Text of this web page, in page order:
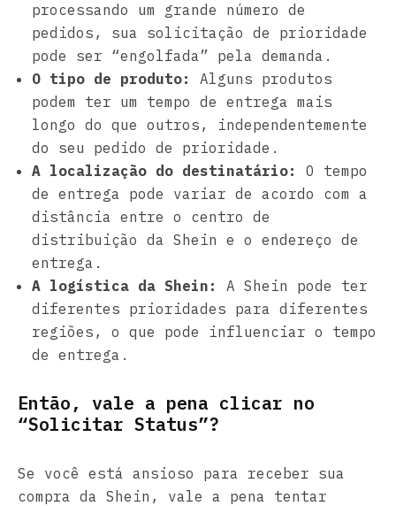
processando um grande número de
pedidos, sua solicitação de prioridade
pode ser “engolfada” pela demanda.
O tipo de produto:
Alguns produtos
podem ter um tempo de entrega mais
longo do que outros, independentemente
do seu pedido de prioridade.
A localização do destinatário:
O tempo
de entrega pode variar de acordo com a
distância entre o centro de
distribuição da Shein e o endereço de
entrega.
A logística da Shein:
A Shein pode ter
diferentes prioridades para diferentes
regiões, o que pode influenciar o tempo
de entrega.
Então, vale a pena clicar no
“Solicitar Status”?
Se você está ansioso para receber sua
compra da Shein, vale a pena tentar